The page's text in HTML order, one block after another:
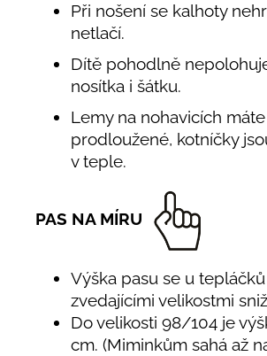
Při nošení se kalhoty
netlačí.
Dítě pohodlně
nosítka i šátku.
Lemy na nohavicích
prodloužené, kotníčky
v teple.
PAS NA MÍRU
Výška pasu se u
zvedajícími velikostmi
Do velikosti 98/104 je
cm. (Miminkům sahá až